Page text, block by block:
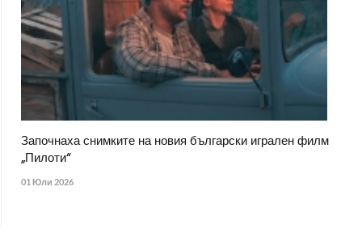
Започнаха снимките на новия български игрален филм
„Пилоти“
01 Юли 2026